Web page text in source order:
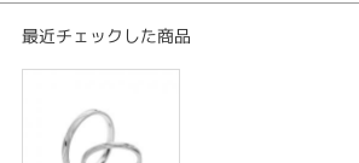
最近チェックした商品